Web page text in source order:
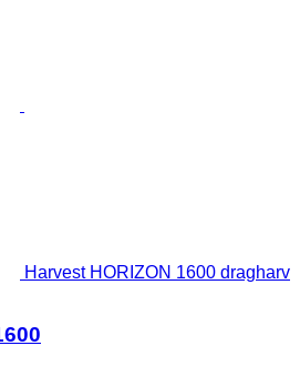
Harvest HORIZON 1600 dragharv